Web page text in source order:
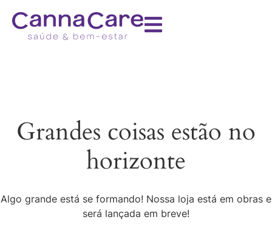
Grandes coisas estão no
horizonte
Algo grande está se formando! Nossa loja está em obras e
será lançada em breve!